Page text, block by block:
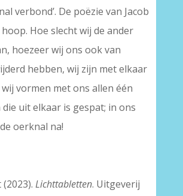
verbond’. De poëzie van Jacob
Hoe slecht wij de ander
hoezeer wij ons ook van
hebben, wij zijn met elkaar
vormen met ons allen één
uit elkaar is gespat; in ons
oerknal na!
Lichttabletten. Uitgeverij